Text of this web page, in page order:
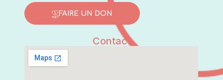
FAIRE UN DON
Contact